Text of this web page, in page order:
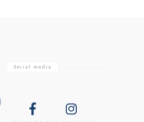
Social media